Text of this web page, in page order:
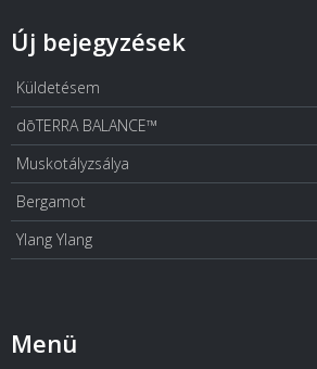
Új bejegyzések
Küldetésem
dōTERRA BALANCE™
Muskotályzsálya
Bergamot
Ylang Ylang
Menü